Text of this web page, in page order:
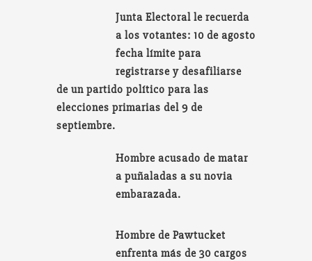
Junta Electoral le recuerda
a los votantes: 10 de agosto
fecha límite para
registrarse y desafiliarse
de un partido político para las
elecciones primarias del 9 de
septiembre.
Hombre acusado de matar
a puñaladas a su novia
embarazada.
Hombre de Pawtucket
enfrenta más de 30 cargos